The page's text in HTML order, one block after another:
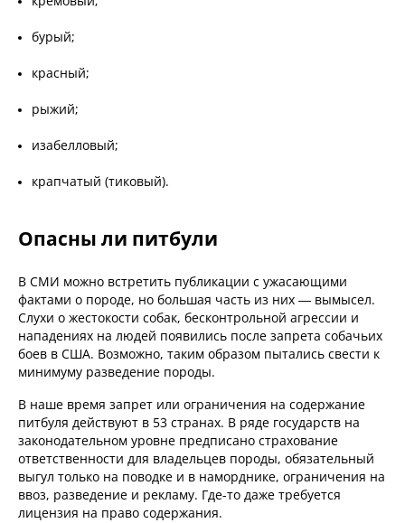
бурый;
красный;
рыжий;
изабелловый;
крапчатый (тиковый).
Опасны ли питбули
В СМИ можно встретить публикации с ужасающими
фактами о породе, но большая часть из них — вымысел.
Слухи о жестокости собак, бесконтрольной агрессии и
нападениях на людей появились после запрета собачьих
боев в США. Возможно, таким образом пытались свести к
минимуму разведение породы.
В наше время запрет или ограничения на содержание
питбуля действуют в 53 странах. В ряде государств на
законодательном уровне предписано страхование
ответственности для владельцев породы, обязательный
выгул только на поводке и в наморднике, ограничения на
ввоз, разведение и рекламу. Где-то даже требуется
лицензия на право содержания.